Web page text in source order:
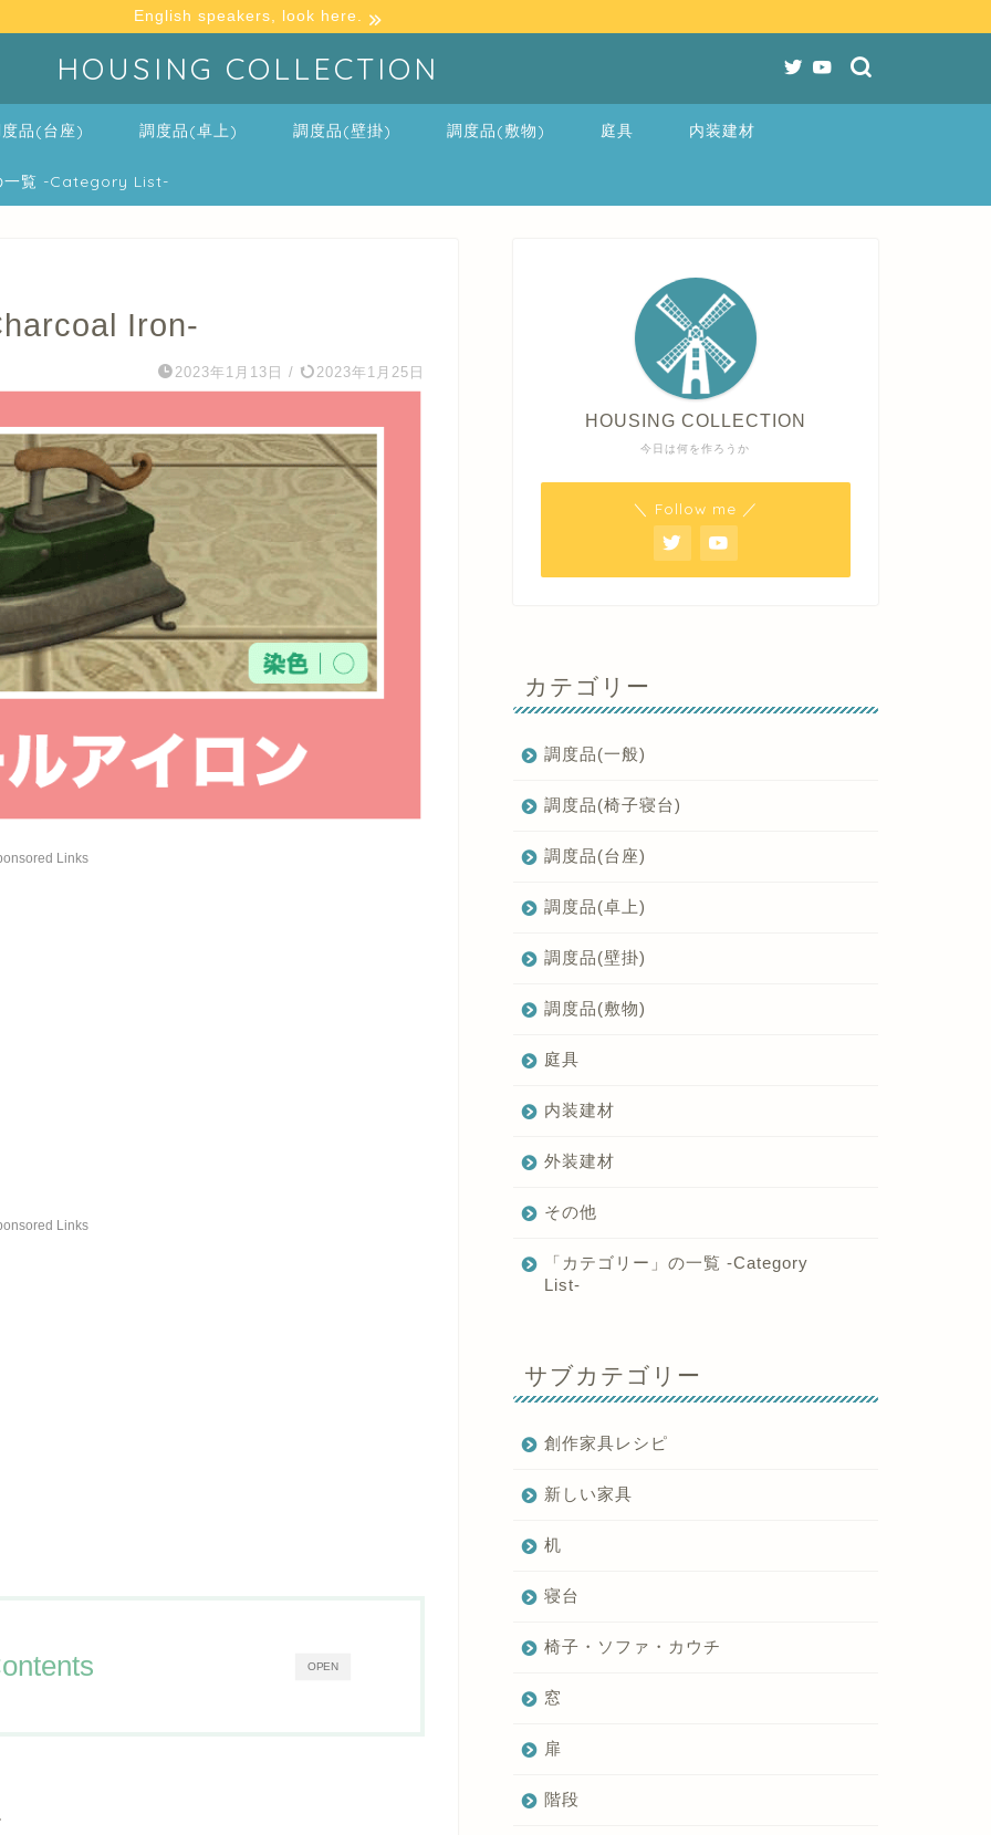
English speakers, look here.
HOUSING COLLECTION
品(台座) 調度品(卓上) 調度品(壁掛) 調度品(敷物) 庭具 内装建材
一覧 -Category List-
Iron-
2023年1月13日 / 2023年1月25日
Links
Links
OPEN
今日は何を作ろうか
HOUSING COLLECTION
＼ Follow me ／
カテゴリー
調度品(一般)
調度品(椅子寝台)
調度品(台座)
調度品(卓上)
調度品(壁掛)
調度品(敷物)
庭具
内装建材
外装建材
その他
「カテゴリー」の一覧 -Category
List-
サブカテゴリー
創作家具レシピ
新しい家具
机
寝台
椅子・ソファ・カウチ
窓
扉
階段